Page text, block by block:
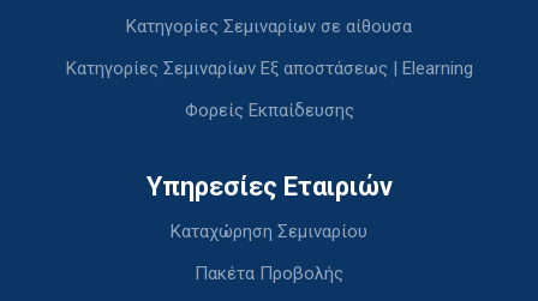
Κατηγορίες Σεμιναρίων σε αίθουσα
Κατηγορίες Σεμιναρίων Εξ αποστάσεως | Elearning
Φορείς Εκπαίδευσης
Υπηρεσίες Εταιριών
Καταχώρηση Σεμιναρίου
Πακέτα Προβολής